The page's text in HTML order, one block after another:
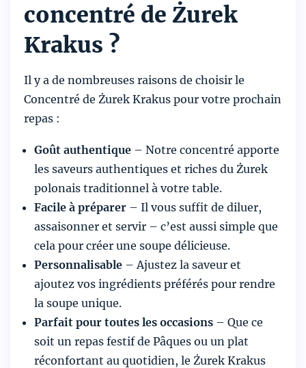
concentré de Żurek
Krakus ?
Il y a de nombreuses raisons de choisir le
Concentré de Żurek Krakus pour votre prochain
repas :
Goût authentique – Notre concentré apporte
les saveurs authentiques et riches du Żurek
polonais traditionnel à votre table.
Facile à préparer – Il vous suffit de diluer,
assaisonner et servir – c’est aussi simple que
cela pour créer une soupe délicieuse.
Personnalisable – Ajustez la saveur et
ajoutez vos ingrédients préférés pour rendre
la soupe unique.
Parfait pour toutes les occasions – Que ce
soit un repas festif de Pâques ou un plat
réconfortant au quotidien, le Żurek Krakus